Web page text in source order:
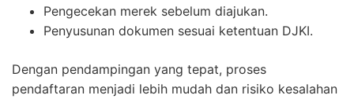
Pengecekan merek sebelum diajukan.
Penyusunan dokumen sesuai ketentuan DJKI.
Dengan pendampingan yang tepat, proses
pendaftaran menjadi lebih mudah dan risiko kesalahan